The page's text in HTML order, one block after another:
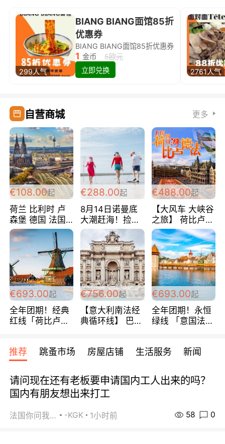
299人气
BIANG BIANG面馆85折
优惠券
BIANG BIANG面馆85折优惠券
1 金币
5欧元
立即兑换
2761人气
自营商城 更多
€108.00起
荷兰 比利时 卢
森堡 德国 法国
超爽玩遍西欧 循
环线 全程四星宾
馆 108欧/人/天
€288.00起
8月14日诺曼底
大潮赶海！捡海
鲜！轻轻松松海
边爽玩三日游
288欧/人
€488.00起
【大风车 大峡谷
之旅】 荷比卢德
法 巴黎上下 经
典五国四日游
488欧/人
€693.00起
全年团期！经典
红线「荷比卢德
天！巴黎上下！
包拼房~
€756.00起
【意大利南法经
典循环线】 巴黎
宾馆 108欧/天起
€693.00起
全年团期！永恒
绿线 「意国法
欧/天起 ~包拼房
推荐 跳蚤市场 房屋店铺 生活服务 新闻
请问现在还有老板要申请国内工人出来的吗？
国内有朋友想出来打工
法国你问我答 -KGK 1小时前 58 0